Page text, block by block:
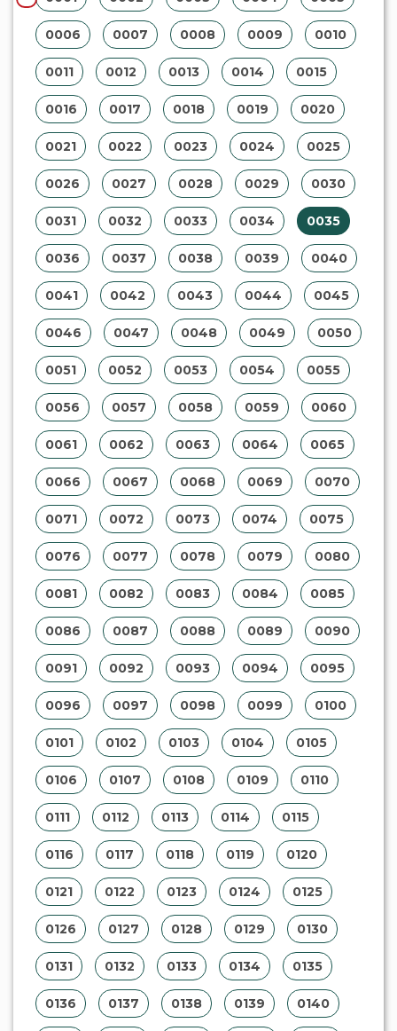
0006 0007 0008 0009 0010
0011 0012 0013 0014 0015
0016 0017 0018 0019 0020
0021 0022 0023 0024 0025
0026 0027 0028 0029 0030
0031 0032 0033 0034 0035
0036 0037 0038 0039 0040
0041 0042 0043 0044 0045
0046 0047 0048 0049 0050
0051 0052 0053 0054 0055
0056 0057 0058 0059 0060
0061 0062 0063 0064 0065
0066 0067 0068 0069 0070
0071 0072 0073 0074 0075
0076 0077 0078 0079 0080
0081 0082 0083 0084 0085
0086 0087 0088 0089 0090
0091 0092 0093 0094 0095
0096 0097 0098 0099 0100
0101 0102 0103 0104 0105
0106 0107 0108 0109 0110
0111 0112 0113 0114 0115
0116 0117 0118 0119 0120
0121 0122 0123 0124 0125
0126 0127 0128 0129 0130
0131 0132 0133 0134 0135
0136 0137 0138 0139 0140